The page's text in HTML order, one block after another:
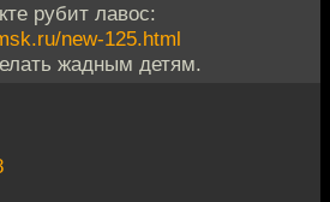
рубит лавос:
new-125.html
жадным детям.